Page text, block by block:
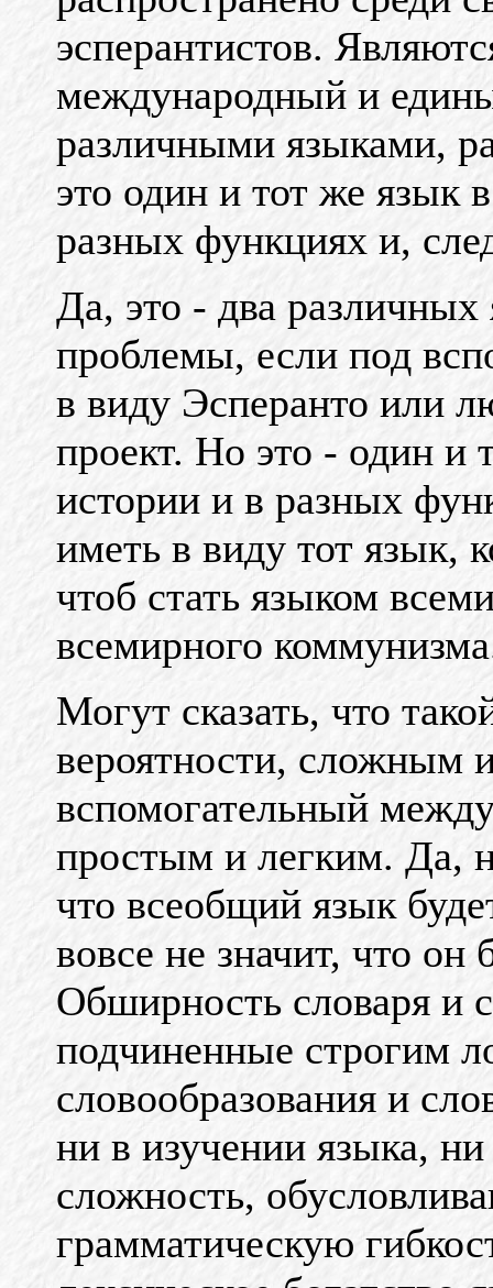
эсперантистов.
международный и еди
различными языками,
это один и тот же язык
разных функциях и,
Да, это - два
проблемы, если под
в виду Эсперанто или
проект. Но это - один и
истории и в разных
иметь в виду тот язык,
чтоб стать языком
всемирного
Могут сказать, что
вероятности, сложным
вспомогательный
простым и легким. Да,
что всеобщий язык
вовсе не значит, что
Обширность словаря и
подчиненные строгим
словообразования и
ни в изучении языка,
сложность,
грамматическую